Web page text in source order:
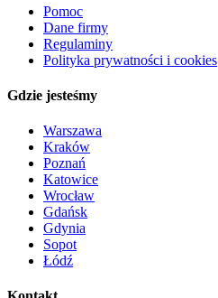
Pomoc
Dane firmy
Regulaminy
Polityka prywatności i cookies
Gdzie jesteśmy
Warszawa
Kraków
Poznań
Katowice
Wrocław
Gdańsk
Gdynia
Sopot
Łódź